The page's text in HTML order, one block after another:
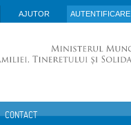
AJUTOR AUTENTIFICARE
CONTACT